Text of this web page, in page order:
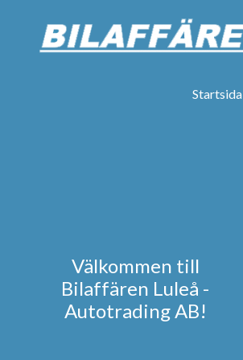
Startsida
Välkommen till
Bilaffären Luleå -
Autotrading AB!